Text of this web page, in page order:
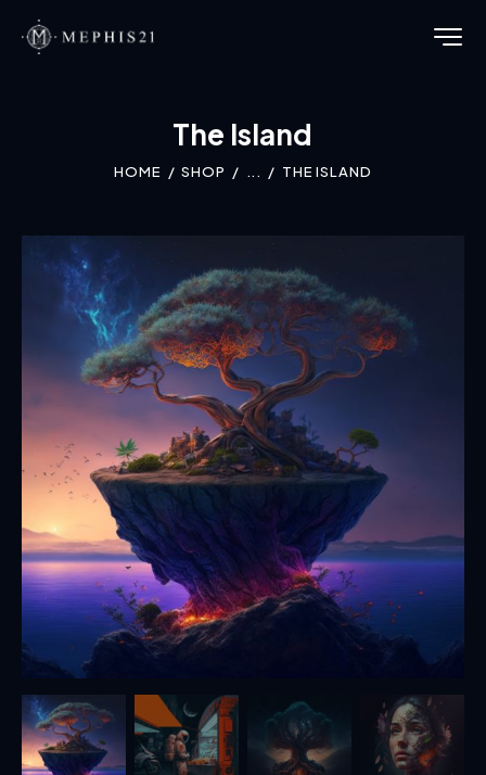
The Island
HOME SHOP ... THE ISLAND